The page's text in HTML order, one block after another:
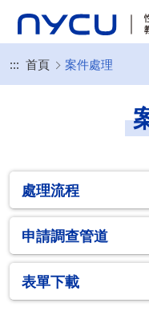
::: 首頁 案件處理
處理流程
申請調查管道
表單下載